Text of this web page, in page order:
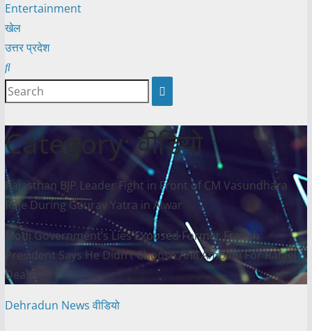
Entertainment
खेल
उत्तर प्रदेश
Category:वीडियो
Rajasthan BJP Leader Fight in Front of CM Vasundhara
Raje During Gaurav Yatra in Alwar
Modi Government’s Lies Exposed Former French
President Says He Didn’t Choose Anil Ambani For Rafael
Deal
Dehradun Newsवीडियो